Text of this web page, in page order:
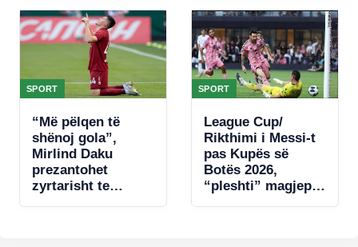
kemi fusha
SPORT
“Më pëlqen të
shënoj gola”,
Mirlind Daku
prezantohet
zyrtarisht te
SPORT
League Cup/
Rikthimi i Messi-t
pas Kupës së
Botës 2026,
“pleshti” magjeps